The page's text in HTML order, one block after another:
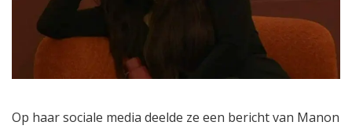
Op haar sociale media deelde ze een bericht van Manon